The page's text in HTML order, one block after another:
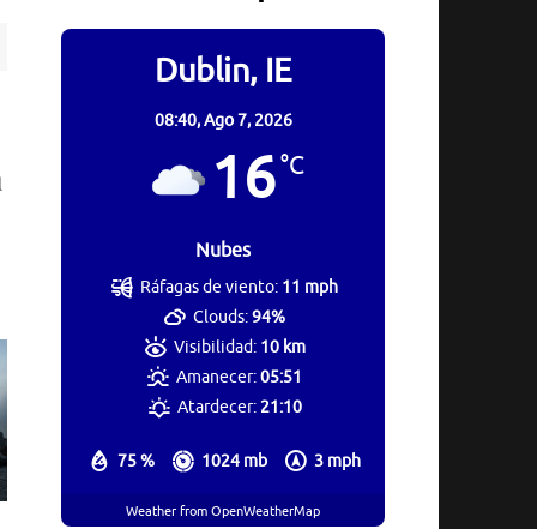
Dublin, IE
08:40,Ago 7, 2026
16°C
Nubes
75 % 1024 mb 3 mph
Ráfagas de viento: 11 mph
Clouds:94%
Visibilidad: 10 km
Amanecer:05:51
Atardecer:21:10
Weather from OpenWeatherMap